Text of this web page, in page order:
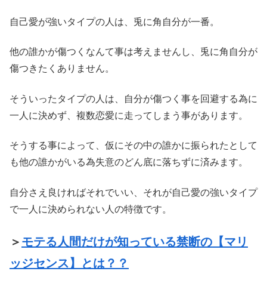
自己愛が強いタイプの人は、兎に角自分が一番。
他の誰かが傷つくなんて事は考えませんし、兎に角自分が
傷つきたくありません。
そういったタイプの人は、自分が傷つく事を回避する為に
一人に決めず、複数恋愛に走ってしまう事があります。
そうする事によって、仮にその中の誰かに振られたとして
も他の誰かがいる為失意のどん底に落ちずに済みます。
自分さえ良ければそれでいい、それが自己愛の強いタイプ
で一人に決められない人の特徴です。
＞ モテる人間だけが知っている禁断の【マリ
ッジセンス】とは？？